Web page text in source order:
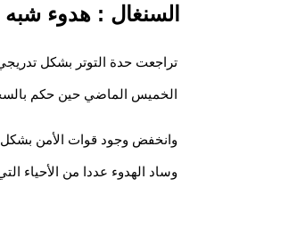
السنغال : هدوء شبه
الخميس الماضي حين حكم
وانخفض وجود قوات الأمن بشكل
وساد الهدوء عددا من الأحياء